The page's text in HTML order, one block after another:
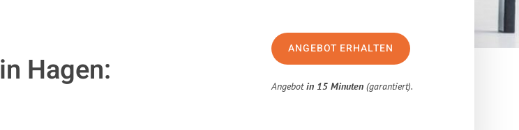
in Hagen:
ANGEBOT ERHALTEN
Angebotin 15 Minuten (garantiert).